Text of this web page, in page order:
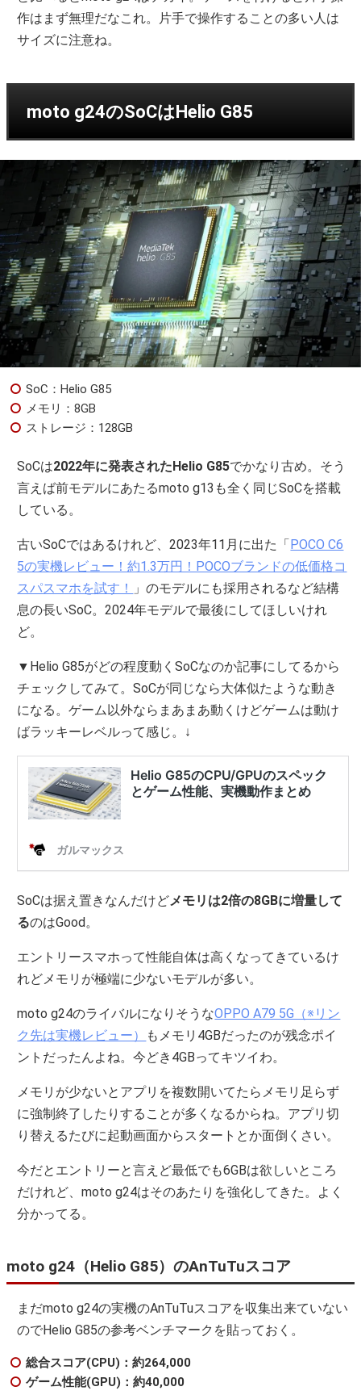
作はまず無理だなこれ。片手で操作することの多い人は
サイズに注意ね。
moto g24のSoCはHelio G85
SoC：Helio G85
メモリ：8GB
ストレージ：128GB
SoCは2022年に発表されたHelio G85でかなり古め。そう
言えば前モデルにあたるmoto g13も全く同じSoCを搭載
している。
古いSoCではあるけれど、2023年11月に出た「 POCO C6
5の実機レビュー！約1.3万円！POCOブランドの低価格コ
スパスマホを試す！
」のモデルにも採用されるなど結構
息の長いSoC。2024年モデルで最後にしてほしいけれ
ど。
▼Helio G85がどの程度動くSoCなのか記事にしてるから
チェックしてみて。SoCが同じなら大体似たような動き
になる。ゲーム以外ならまあまあ動くけどゲームは動け
ばラッキーレベルって感じ。↓
SoCは据え置きなんだけどメモリは2倍の8GBに増量して
るのはGood。
エントリースマホって性能自体は高くなってきているけ
れどメモリが極端に少ないモデルが多い。
moto g24のライバルになりそうなOPPO A79 5G（※リン
ク先は実機レビュー）
もメモリ4GBだったのが残念ポイ
ントだったんよね。今どき4GBってキツイわ。
メモリが少ないとアプリを複数開いてたらメモリ足らず
に強制終了したりすることが多くなるからね。アプリ切
り替えるたびに起動画面からスタートとか面倒くさい。
今だとエントリーと言えど最低でも6GBは欲しいところ
だけれど、moto g24はそのあたりを強化してきた。よく
分かってる。
moto g24（Helio G85）のAnTuTuスコア
まだmoto g24の実機のAnTuTuスコアを収集出来ていない
のでHelio G85の参考ベンチマークを貼っておく。
総合スコア(CPU)：約264,000
ゲーム性能(GPU)：約40,000